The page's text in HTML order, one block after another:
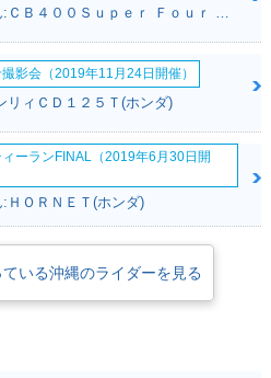
影会（2019年11月24日開催）
リィＣＤ１２５Ｔ(ホンダ)
ーランFINAL（2019年6月30日開
ＨＯＲＮＥＴ(ホンダ)
いる沖縄のライダーを見る